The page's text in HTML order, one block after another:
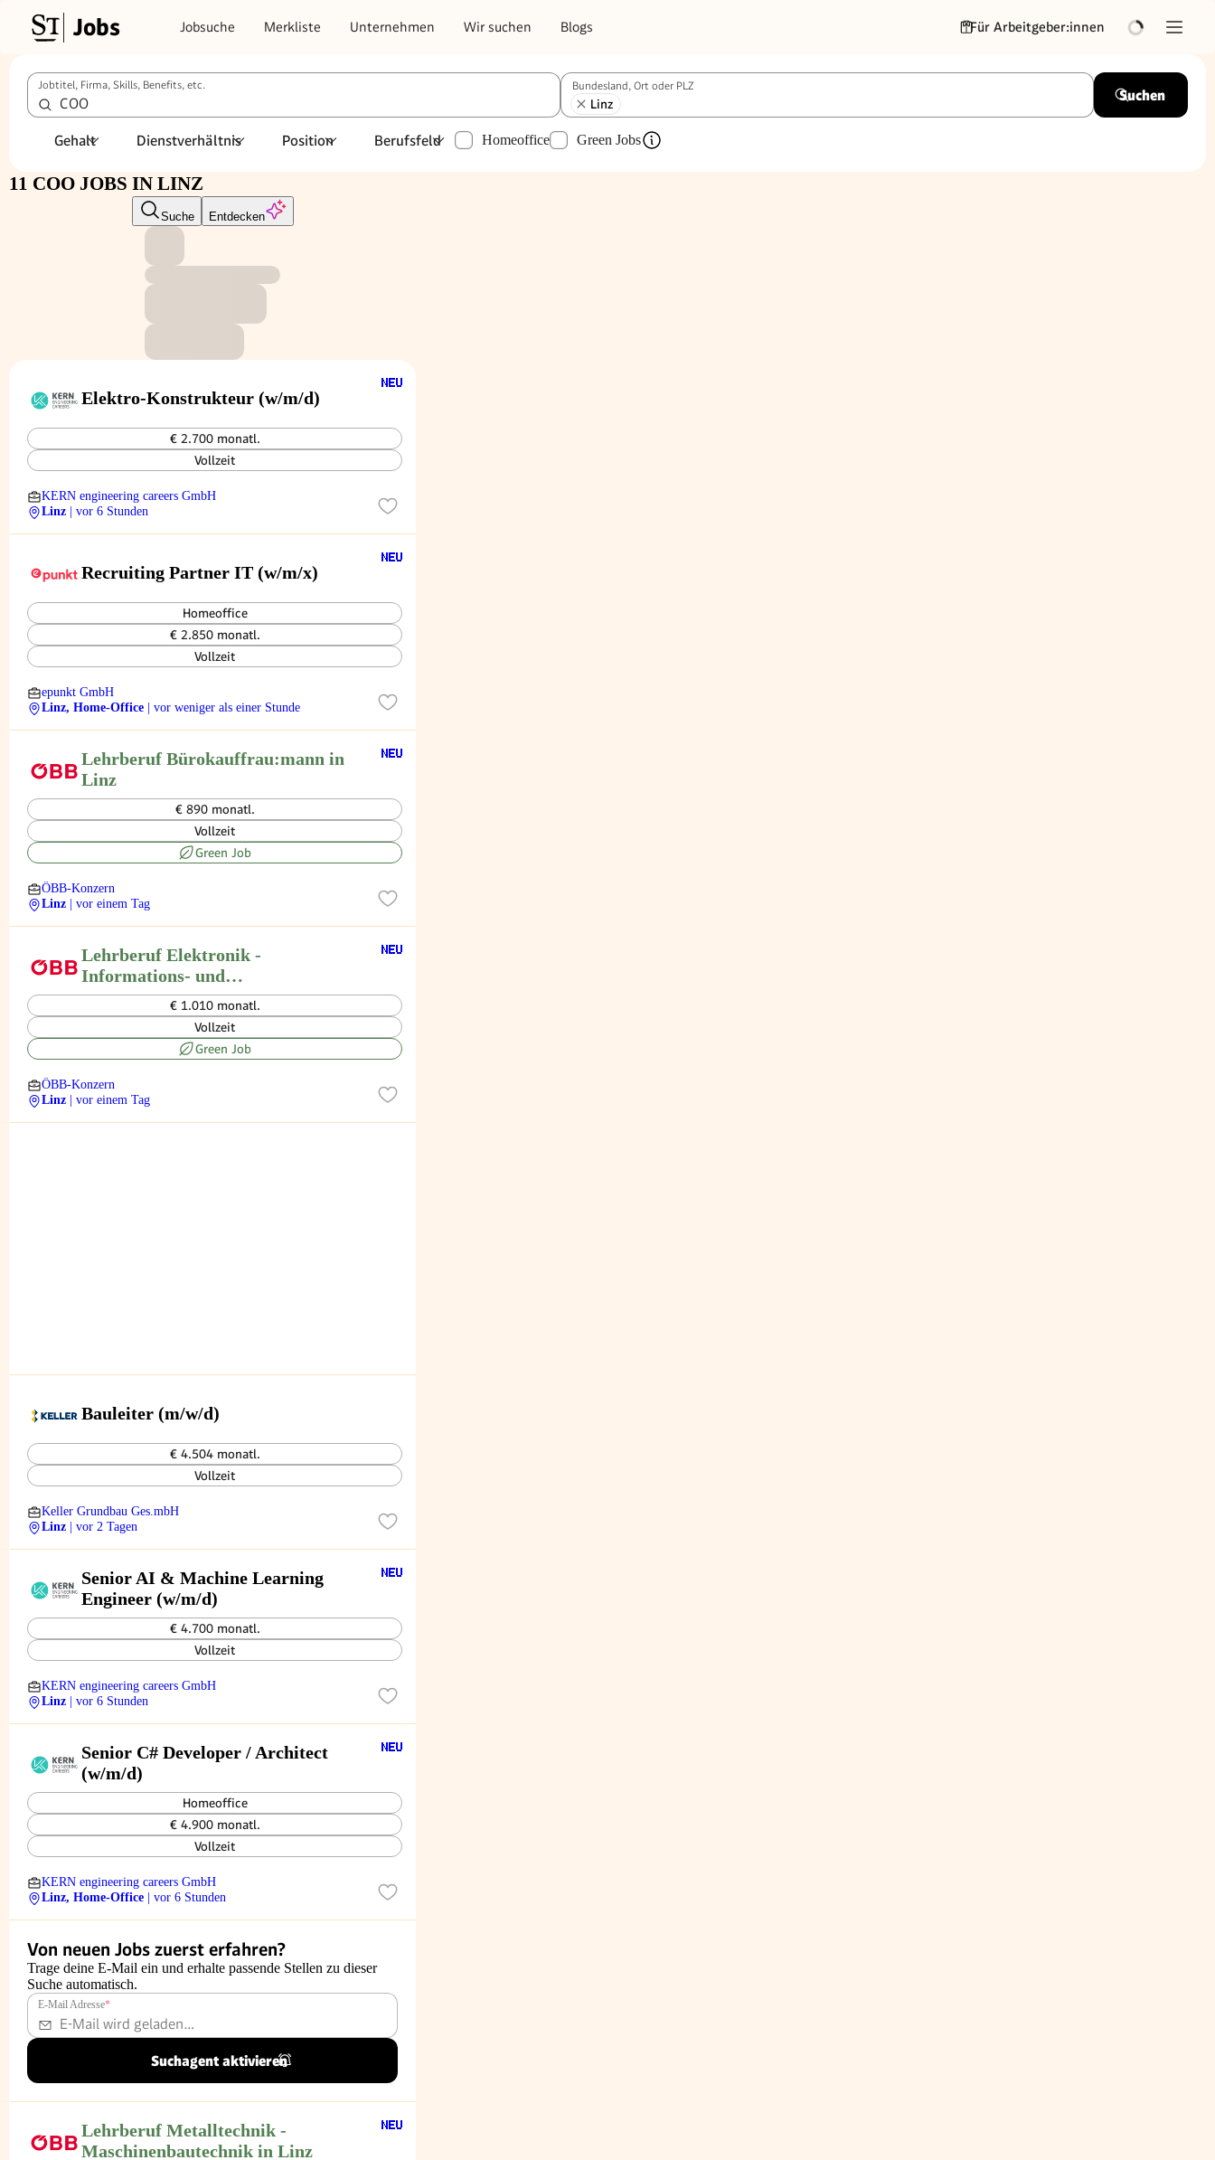
Jobs Jobsuche Merkliste Unternehmen Wir suchen Blogs Für Arbeitgeber:innen
Jobtitel, Firma, Skills, Benefits, etc. Bundesland, Ort oder PLZ
Linz
Suchen
Gehalt Dienstverhältnis Position Berufsfeld Homeoffice Green Jobs
11 COO JOBS IN LINZ
Suche Entdecken
Elektro-Konstrukteur (w/m/d)
€ 2.700 monatl.
Vollzeit
KERN engineering careers GmbH
Linz
| vor 6 Stunden
Recruiting Partner IT (w/m/x)
Homeoffice
€ 2.850 monatl.
Vollzeit
epunkt GmbH
Linz, Home-Office
| vor weniger als einer Stunde
Lehrberuf Bürokauffrau:mann in
Linz
€ 890 monatl.
Vollzeit
Green Job
ÖBB-Konzern
Linz
| vor einem Tag
Lehrberuf Elektronik -
Informations- und
Kommunikationselektronik in Linz
€ 1.010 monatl.
Vollzeit
Green Job
ÖBB-Konzern
Linz
| vor einem Tag
Bauleiter (m/w/d)
€ 4.504 monatl.
Vollzeit
Keller Grundbau Ges.mbH
Linz
| vor 2 Tagen
Senior AI & Machine Learning
Engineer (w/m/d)
€ 4.700 monatl.
Vollzeit
KERN engineering careers GmbH
Linz
| vor 6 Stunden
Senior C# Developer / Architect
(w/m/d)
Homeoffice
€ 4.900 monatl.
Vollzeit
KERN engineering careers GmbH
Linz, Home-Office
| vor 6 Stunden
Von neuen Jobs zuerst erfahren?
Trage deine E-Mail ein und erhalte passende Stellen zu dieser
Suche automatisch.
E-Mail Adresse*
Suchagent aktivieren
Lehrberuf Metalltechnik -
Maschinenbautechnik in Linz